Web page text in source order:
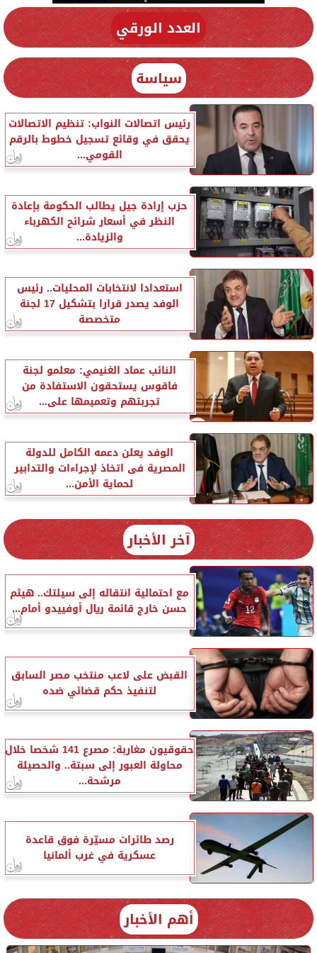
العدد الورقي
سياسة
رئيس اتصالات النواب: تنظيم الاتصالات
يحقق في وقائع تسجيل خطوط بالرقم
القومي...
حزب إرادة جيل يطالب الحكومة بإعادة
النظر في أسعار شرائح الكهرباء
والزيادة...
استعدادا لانتخابات المحليات.. رئيس
الوفد يصدر قرارا بتشكيل 17 لجنة
متخصصة
النائب عماد الغنيمي: معلمو لجنة
فاقوس يستحقون الاستفادة من
تجربتهم وتعميمها على...
الوفد يعلن دعمه الكامل للدولة
المصرية فى اتخاذ لإجراءات والتدابير
لحماية الأمن...
آخر الأخبار
مع احتمالية انتقاله إلى سيلتك.. هيثم
حسن خارج قائمة ريال أوفييدو أمام...
القبض على لاعب منتخب مصر السابق
لتنفيذ حكم قضائي ضده
حقوقيون مغاربة: مصرع 141 شخصا خلال
محاولة العبور إلى سبتة.. والحصيلة
مرشحة...
رصد طائرات مسيّرة فوق قاعدة
عسكرية في غرب ألمانيا
أهم الأخبار